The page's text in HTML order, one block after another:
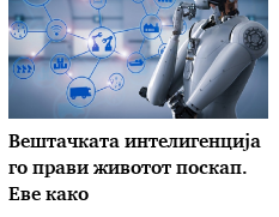
Вештачката интелигенција
го прави животот поскап.
Еве како